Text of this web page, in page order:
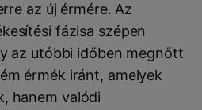
az új érmére.Az
fázisa szépen
az utóbbi időben megnőtt
érmék iránt, amelyek
hanem valódi